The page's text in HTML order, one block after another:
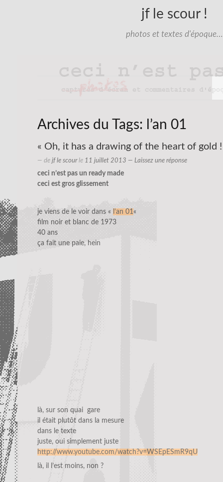
jf le scour !
photos et textes d'époque…
Archives du Tags: l’an 01
« Oh, it has a drawing of the heart of gold !
— de jf le scourle 11 juillet 2013 — Laissez une réponse
ceci n’est pas un ready made
ceci est gros glissement
je viens de le voir dans « l’an 01«
film noir et blanc de 1973
40 ans
ça fait une paie, hein
là, sur son quai gare
il était plutôt dans la mesure
dans le texte
juste, oui simplement juste
http://www.youtube.com/watch?v=WSEpESmR9qU
là, il l’est moins, non ?